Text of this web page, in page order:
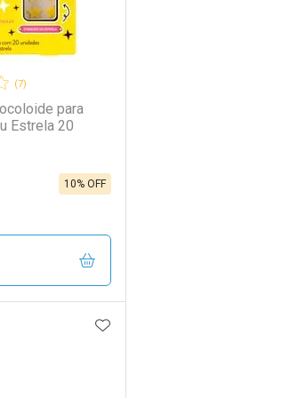
(7)
para
Estrela 20
10% OFF
FECHAR
FECHAR
ADICIONAR AOS